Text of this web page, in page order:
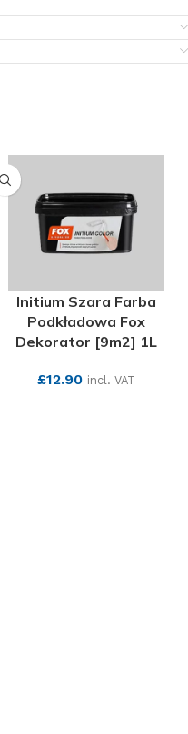
Initium Szara Farba
Podkładowa Fox
Dekorator [9m2] 1L
£12.90 incl. VAT